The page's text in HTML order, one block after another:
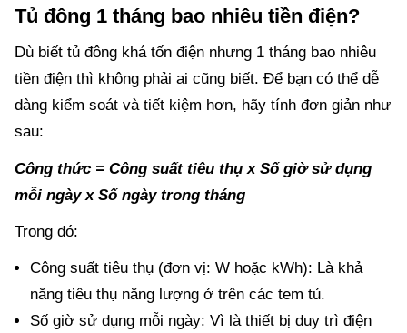
Tủ đông 1 tháng bao nhiêu tiền điện?
Dù biết tủ đông khá tốn điện nhưng 1 tháng bao nhiêu
tiền điện thì không phải ai cũng biết. Để bạn có thể dễ
dàng kiểm soát và tiết kiệm hơn, hãy tính đơn giản như
sau:
Công thức = Công suất tiêu thụ x Số giờ sử dụng
mỗi ngày x Số ngày trong tháng
Trong đó:
Công suất tiêu thụ (đơn vị: W hoặc kWh): Là khả
năng tiêu thụ năng lượng ở trên các tem tủ.
Số giờ sử dụng mỗi ngày: Vì là thiết bị duy trì điện